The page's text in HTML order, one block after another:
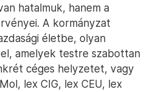
hatalmuk, hanem a
A kormányzat
életbe, olyan
amelyek testre szabottan
céges helyzetet, vagy
lex CIG, lex CEU, lex